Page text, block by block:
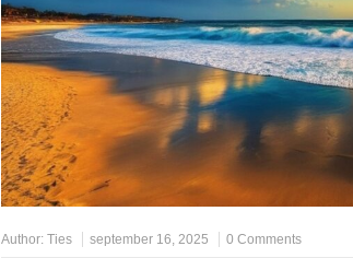
Author: Ties september 16, 2025 0 Comments